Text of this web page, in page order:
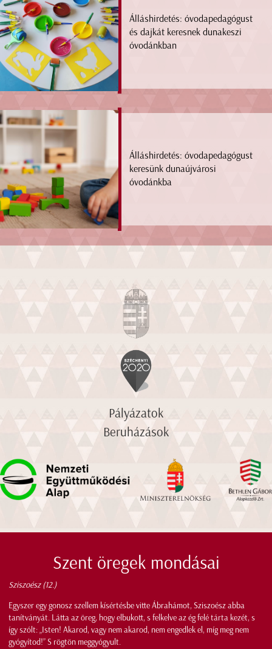
Álláshirdetés: óvodapedagógust
és dajkát keresnek dunakeszi
óvodánkban
Álláshirdetés: óvodapedagógust
keresünk dunaújvárosi
óvodánkba
Pályázatok
Beruházások
Szent öregek mondásai
Sziszoész (12.)
Egyszer egy gonosz szellem kísértésbe vitte Ábrahámot, Sziszoész abba
tanítványát. Látta az öreg, hogy elbukott, s felkelve az ég felé tárta kezét, s
így szólt: „Isten! Akarod, vagy nem akarod, nem engedlek el, míg meg nem
gyógyítod!” S rögtön meggyógyult.